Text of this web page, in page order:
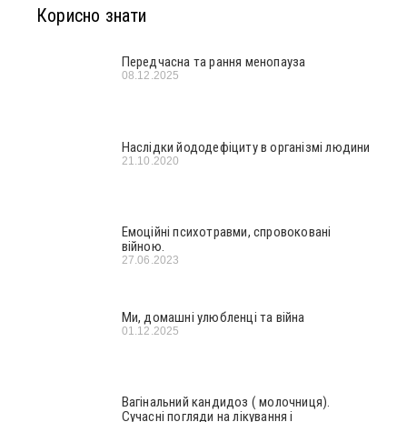
Корисно знати
Передчасна та рання менопауза
08.12.2025
Наслідки йододефіциту в організмі людини
21.10.2020
Емоційні психотравми, спровоковані
війною.
27.06.2023
Ми, домашні улюбленці та війна
01.12.2025
Вагінальний кандидоз ( молочниця).
Сучасні погляди на лікування і